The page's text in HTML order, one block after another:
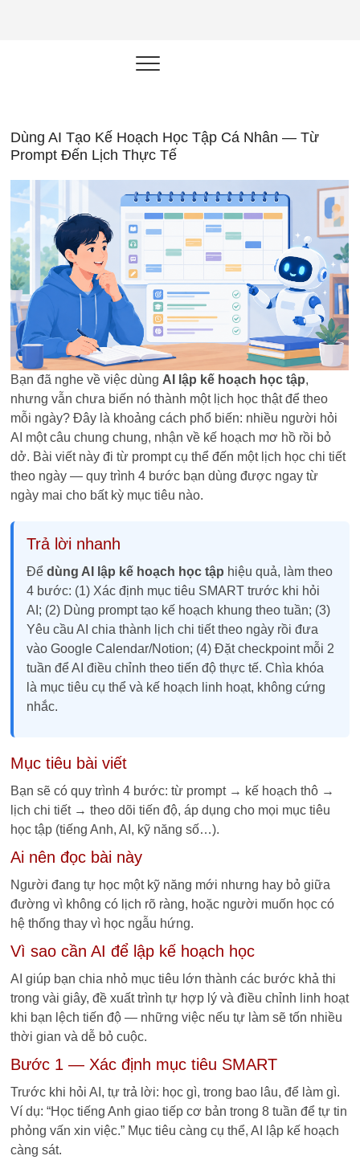
năng lực cá
thời đại AI
Dùng AI Tạo Kế Hoạch Học Tập Cá Nhân — Từ
Prompt Đến Lịch Thực Tế
Bạn đã nghe về việc dùng AI lập kế hoạch học tập,
nhưng vẫn chưa biến nó thành một lịch học thật để theo
mỗi ngày? Đây là khoảng cách phổ biến: nhiều người hỏi
AI một câu chung chung, nhận về kế hoạch mơ hồ rồi bỏ
dở. Bài viết này đi từ prompt cụ thể đến một lịch học chi tiết
theo ngày — quy trình 4 bước bạn dùng được ngay từ
ngày mai cho bất kỳ mục tiêu nào.
Trả lời nhanh
Đểdùng AI lập kế hoạch học tập hiệu quả, làm theo
4 bước: (1) Xác định mục tiêu SMART trước khi hỏi
AI; (2) Dùng prompt tạo kế hoạch khung theo tuần; (3)
Yêu cầu AI chia thành lịch chi tiết theo ngày rồi đưa
vào Google Calendar/Notion; (4) Đặt checkpoint mỗi 2
tuần để AI điều chỉnh theo tiến độ thực tế. Chìa khóa
là mục tiêu cụ thể và kế hoạch linh hoạt, không cứng
nhắc.
Mục tiêu bài viết
Bạn sẽ có quy trình 4 bước: từ prompt → kế hoạch thô →
lịch chi tiết → theo dõi tiến độ, áp dụng cho mọi mục tiêu
học tập (tiếng Anh, AI, kỹ năng số…).
Ai nên đọc bài này
Người đang tự học một kỹ năng mới nhưng hay bỏ giữa
đường vì không có lịch rõ ràng, hoặc người muốn học có
hệ thống thay vì học ngẫu hứng.
Vì sao cần AI để lập kế hoạch học
AI giúp bạn chia nhỏ mục tiêu lớn thành các bước khả thi
trong vài giây, đề xuất trình tự hợp lý và điều chỉnh linh hoạt
khi bạn lệch tiến độ — những việc nếu tự làm sẽ tốn nhiều
thời gian và dễ bỏ cuộc.
Bước 1 — Xác định mục tiêu SMART
Trước khi hỏi AI, tự trả lời: học gì, trong bao lâu, để làm gì.
Ví dụ: “Học tiếng Anh giao tiếp cơ bản trong 8 tuần để tự tin
phỏng vấn xin việc.” Mục tiêu càng cụ thể, AI lập kế hoạch
càng sát.